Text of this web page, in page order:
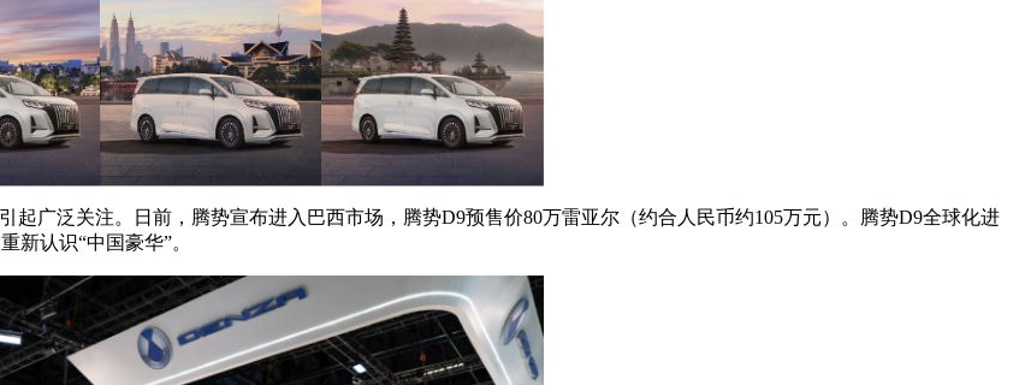
广泛关注。日前，腾势宣布进入巴西市场，腾势D9预售价80万雷亚尔（约合人民币约105万元）。腾势D9全球化进
新认识“中国豪华”。